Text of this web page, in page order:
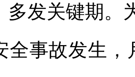
多发关键期。
全事故发生，